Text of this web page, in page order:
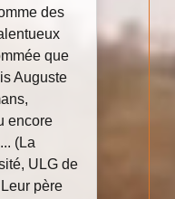
des
que
Auguste
encore
(La
ULG de
père